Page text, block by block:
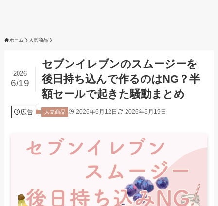
ホーム 人気商品
セブンイレブンのスムージーを
後日持ち込んで作るのはNG？半
額セールで起きた騒動まとめ
2026
6/19
広告 人気商品 2026年6月12日 2026年6月19日